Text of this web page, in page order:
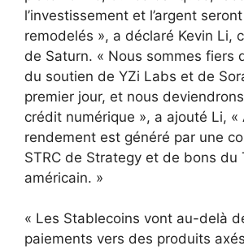
l’investissement et l’argent
remodelés », a déclaré Kevin Li,
de Saturn. « Nous sommes fiers
du soutien de YZi Labs et de
premier jour, et nous
crédit numérique », a ajouté Li, «
rendement est généré par une
STRC de Strategy et de bons du
américain. »
« Les Stablecoins vont au-delà
paiements vers des produits